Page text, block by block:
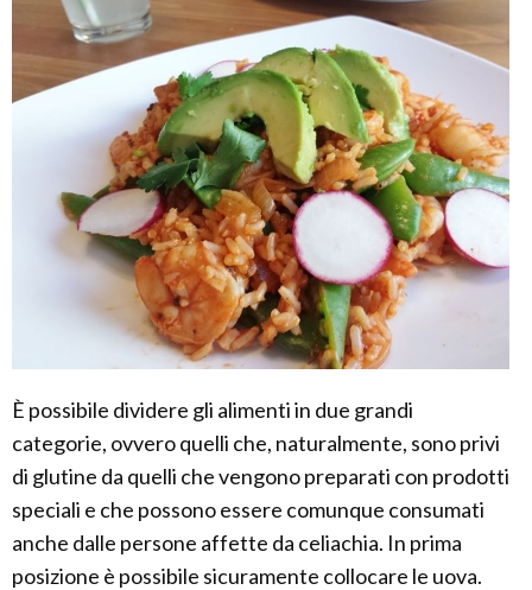
È possibile dividere gli alimenti in due grandi
categorie, ovvero quelli che, naturalmente, sono privi
di glutine da quelli che vengono preparati con prodotti
speciali e che possono essere comunque consumati
anche dalle persone affette da celiachia. In prima
posizione è possibile sicuramente collocare le uova.